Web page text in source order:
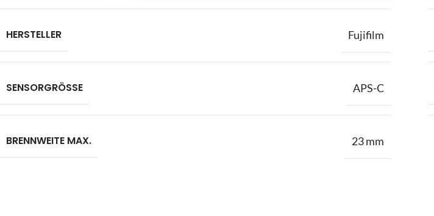
HERSTELLER Fujifilm
SENSORGRÖSSE APS-C
BRENNWEITE MAX. 23 mm